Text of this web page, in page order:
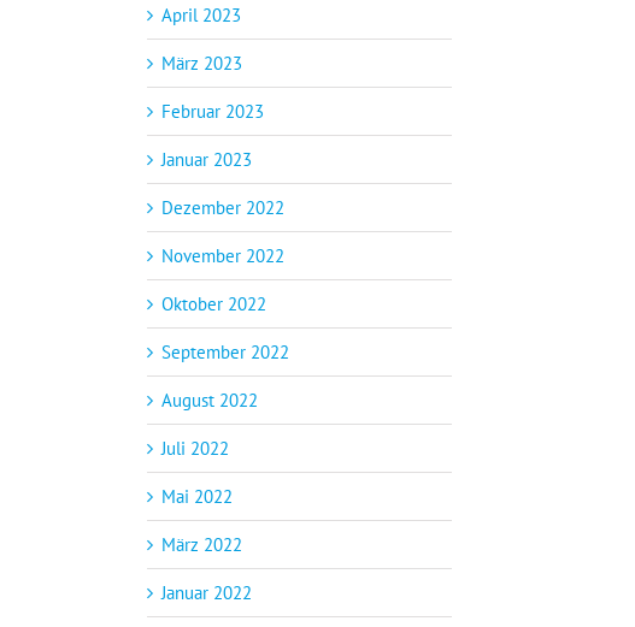
April 2023
März 2023
Februar 2023
Januar 2023
Dezember 2022
November 2022
Oktober 2022
September 2022
August 2022
Juli 2022
Mai 2022
März 2022
Januar 2022